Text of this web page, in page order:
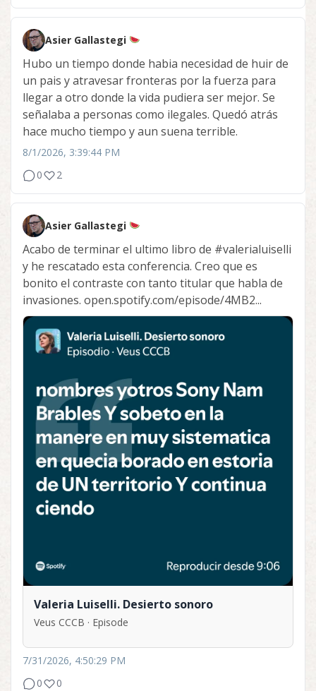
Asier Gallastegi
Hubo un tiempo donde habia necesidad de huir de
un pais y atravesar fronteras por la fuerza para
llegar a otro donde la vida pudiera ser mejor. Se
señalaba a personas como ilegales. Quedó atrás
hace mucho tiempo y aun suena terrible.
8/1/2026, 3:39:44 PM
0
2
Asier Gallastegi
Acabo de terminar el ultimo libro de #valerialuiselli
y he rescatado esta conferencia. Creo que es
bonito el contraste con tanto titular que habla de
invasiones. open.spotify.com/episode/4MB2...
Valeria Luiselli. Desierto sonoro
Veus CCCB · Episode
7/31/2026, 4:50:29 PM
0
0